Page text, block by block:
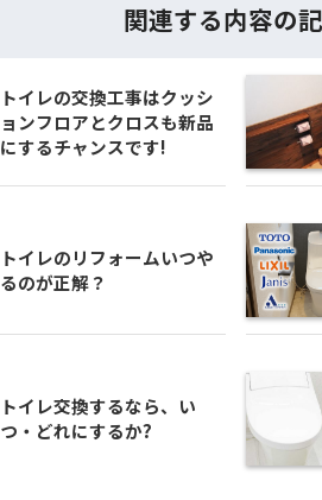
関連する内容の
トイレの交換工事はクッシ
ョンフロアとクロスも新品
にするチャンスです!
トイレのリフォームいつや
るのが正解？
トイレ交換するなら、い
つ・どれにするか?